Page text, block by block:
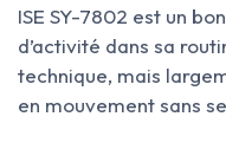
ISE SY-7802 est un
d’activité dans sa
technique, mais
en mouvement sans